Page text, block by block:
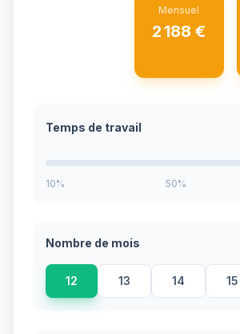
Mensuel
2 188 €
Temps de travail
10% 50%
Nombre de mois
12 13 14 15